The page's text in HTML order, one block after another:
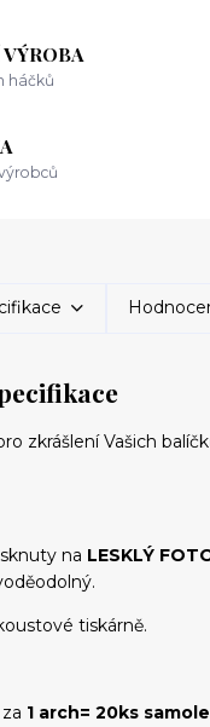
háčků
zkrášlení Vašich
na LESKLÝ
tiskárně.
1 arch= 20ks